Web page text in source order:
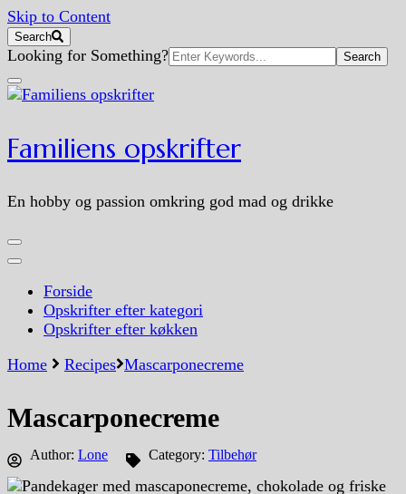
Skip to Content
Search
Search
for:
Looking for Something?
Familiens opskrifter
En hobby og passion omkring god mad og drikke
Forside
Opskrifter efter kategori
Opskrifter efter køkken
Home
Recipes Mascarponecreme
Mascarponecreme
Author: Lone Category: Tilbehør